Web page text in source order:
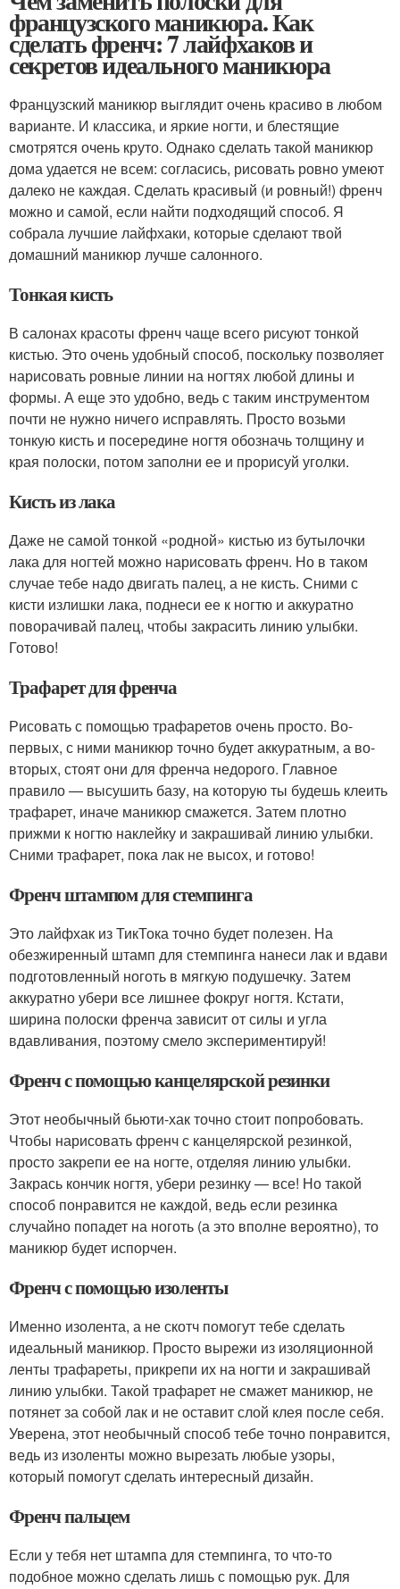
французского маникюра. Как
сделать френч: 7 лайфхаков и
секретов идеального маникюра
Французский маникюр выглядит очень красиво в любом
варианте. И классика, и яркие ногти, и блестящие
смотрятся очень круто. Однако сделать такой маникюр
дома удается не всем: согласись, рисовать ровно умеют
далеко не каждая. Сделать красивый (и ровный!) френч
можно и самой, если найти подходящий способ. Я
собрала лучшие лайфхаки, которые сделают твой
домашний маникюр лучше салонного.
Тонкая кисть
В салонах красоты френч чаще всего рисуют тонкой
кистью. Это очень удобный способ, поскольку позволяет
нарисовать ровные линии на ногтях любой длины и
формы. А еще это удобно, ведь с таким инструментом
почти не нужно ничего исправлять. Просто возьми
тонкую кисть и посередине ногтя обозначь толщину и
края полоски, потом заполни ее и прорисуй уголки.
Кисть из лака
Даже не самой тонкой «родной» кистью из бутылочки
лака для ногтей можно нарисовать френч. Но в таком
случае тебе надо двигать палец, а не кисть. Сними с
кисти излишки лака, поднеси ее к ногтю и аккуратно
поворачивай палец, чтобы закрасить линию улыбки.
Готово!
Трафарет для френча
Рисовать с помощью трафаретов очень просто. Во-
первых, с ними маникюр точно будет аккуратным, а во-
вторых, стоят они для френча недорого. Главное
правило — высушить базу, на которую ты будешь клеить
трафарет, иначе маникюр смажется. Затем плотно
прижми к ногтю наклейку и закрашивай линию улыбки.
Сними трафарет, пока лак не высох, и готово!
Френч штампом для стемпинга
Это лайфхак из ТикТока точно будет полезен. На
обезжиренный штамп для стемпинга нанеси лак и вдави
подготовленный ноготь в мягкую подушечку. Затем
аккуратно убери все лишнее фокруг ногтя. Кстати,
ширина полоски френча зависит от силы и угла
вдавливания, поэтому смело экспериментируй!
Френч с помощью канцелярской резинки
Этот необычный бьюти-хак точно стоит попробовать.
Чтобы нарисовать френч с канцелярской резинкой,
просто закрепи ее на ногте, отделяя линию улыбки.
Закрась кончик ногтя, убери резинку — все! Но такой
способ понравится не каждой, ведь если резинка
случайно попадет на ноготь (а это вполне вероятно), то
маникюр будет испорчен.
Френч с помощью изоленты
Именно изолента, а не скотч помогут тебе сделать
идеальный маникюр. Просто вырежи из изоляционной
ленты трафареты, прикрепи их на ногти и закрашивай
линию улыбки. Такой трафарет не смажет маникюр, не
потянет за собой лак и не оставит слой клея после себя.
Уверена, этот необычный способ тебе точно понравится,
ведь из изоленты можно вырезать любые узоры,
который помогут сделать интересный дизайн.
Френч пальцем
Если у тебя нет штампа для стемпинга, то что-то
подобное можно сделать лишь с помощью рук. Для